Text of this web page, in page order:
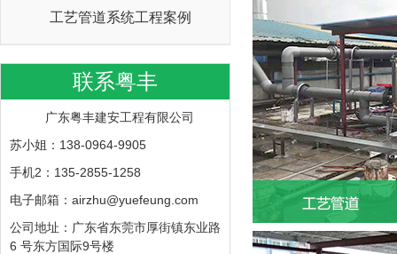
工艺管道系统工程案例
联系粤丰
广东粤丰建安工程有限公司
苏小姐：138-0964-9905
手机2：135-2855-1258
电子邮箱：airzhu@yuefeung.com
公司地址：广东省东莞市厚街镇东业路
6 号东方国际9号楼